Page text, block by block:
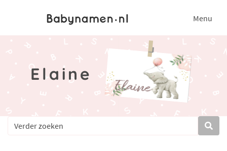
Menu
Elaine